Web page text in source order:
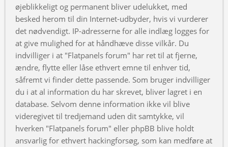
øjeblikkeligt og permanent bliver udelukket, med
besked herom til din Internet-udbyder, hvis vi vurderer
det nødvendigt. IP-adresserne for alle indlæg logges for
at give mulighed for at håndhæve disse vilkår. Du
indvilliger i at "Flatpanels forum" har ret til at fjerne,
ændre, flytte eller låse ethvert emne til enhver tid,
såfremt vi finder dette passende. Som bruger indvilliger
du i at al information du har skrevet, bliver lagret i en
database. Selvom denne information ikke vil blive
videregivet til tredjemand uden dit samtykke, vil
hverken "Flatpanels forum" eller phpBB blive holdt
ansvarlig for ethvert hackingforsøg, som kan medføre at